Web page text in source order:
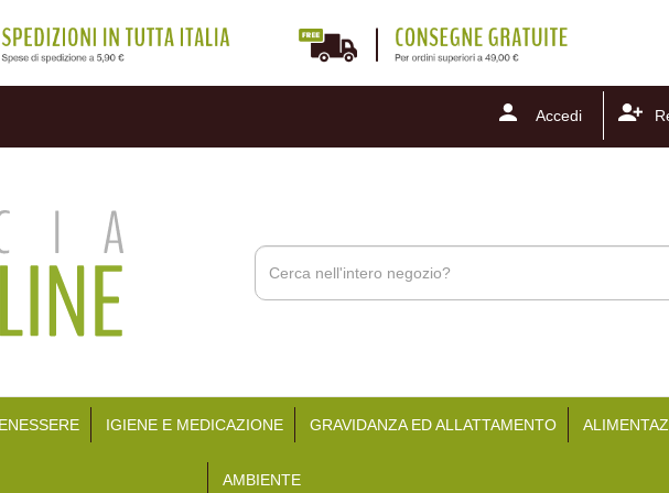
Accedi
Cerca
Prodotto
IGIENE E MEDICAZIONE GRAVIDANZA ED ALLATTAMENTO
AMBIENTE